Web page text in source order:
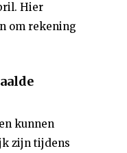
Hier
om rekening
kunnen
zijn tijdens